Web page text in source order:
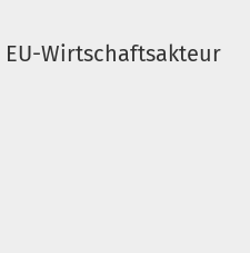
Wirtschaftsakteur